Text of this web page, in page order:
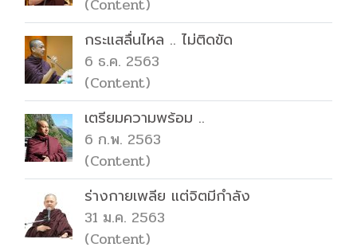
(Content)
กระแสลื่นไหล .. ไม่ติดขัด
6 ธ.ค. 2563
(Content)
เตรียมความพร้อม ..
6 ก.พ. 2563
(Content)
ร่างกายเพลีย แต่จิตมีกำลัง
31 ม.ค. 2563
(Content)